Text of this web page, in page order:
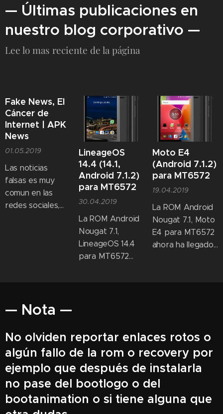
— Últimas publicaciones en
nuestro blog corporativo —
Lee lo mas reciente de la página
Fake News, El
Cáncer de
Internet | APK
News
01.05.2019
Las noticias
falsas es muy
comun en las
redes sociales,
desinformando.
LineageOS
14.4 (14.1,
Android 7.1.2)
para MT6572
30.04.2019
La ROM Android
Nougat 7.1,
LineageOS 14.4
para MT6572
enlace de
descarga a la
ROM LineageOS
14.4 para
MT6572 y guía a
través del
proceso de
Moto E4
(Android 7.1.2)
para MT6572
19.04.2019
La ROM Android
Nougat 7.1, Moto
E4 para MT6572
ahora ha llegado
ROM Moto E4
para MT6572 y
guía a través del
proceso de
instalación de la
misma.
— Nota —
No olviden reportar enlaces rotos o
algún fallo de la rom o recovery por
ejemplo que después de instalarla
no pase del bootlogo o del
bootanimation o si tiene alguna que